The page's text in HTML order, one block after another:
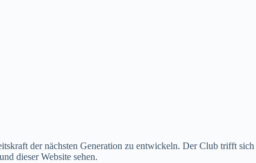
der nächsten Generation zu entwickeln. Der Club trifft sich
dieser Website sehen.